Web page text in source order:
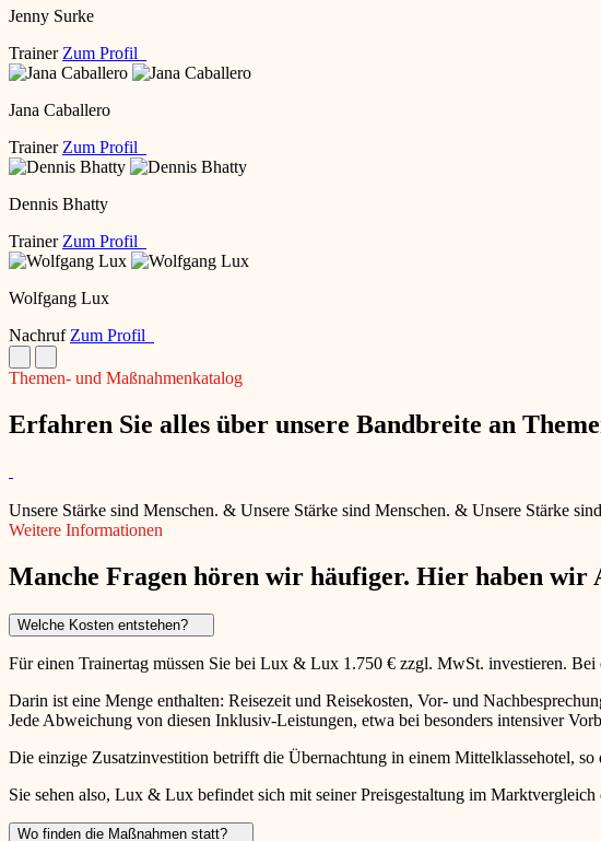
Jenny Surke
Trainer Zum Profil
Jana Caballero
Trainer Zum Profil
Dennis Bhatty
Trainer Zum Profil
Wolfgang Lux
Nachruf Zum Profil
Themen- und Maßnahmenkatalog
Erfahren Sie alles über unsere Bandbreite an
Unsere Stärke sind Menschen. & Unsere Stärke sind Menschen. & Unsere Stärke
Weitere Informationen
Manche Fragen hören wir häufiger. Hier haben wir
Welche Kosten entstehen?
Für einen Trainertag müssen Sie bei Lux & Lux 1.750 € zzgl. MwSt. investieren.
Darin ist eine Menge enthalten: Reisezeit und Reisekosten, Vor- und
Jede Abweichung von diesen Inklusiv-Leistungen, etwa bei besonders intensiver
Die einzige Zusatzinvestition betrifft die Übernachtung in einem Mittelklassehotel, so
Sie sehen also, Lux & Lux befindet sich mit seiner Preisgestaltung im
Wo finden die Maßnahmen statt?